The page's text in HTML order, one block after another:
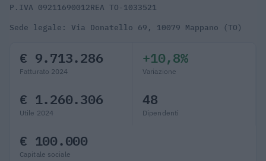
P.IVA 09211690012REA TO-1033521
Sede legale: Via Donatello 69, 10079 Mappano (TO)
€ 9.713.286
Fatturato 2024
+10,8%
Variazione
€ 1.260.306
Utile 2024
48
Dipendenti
€ 100.000
Capitale sociale